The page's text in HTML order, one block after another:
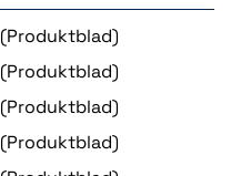
(Produktblad)
(Produktblad)
(Produktblad)
(Produktblad)